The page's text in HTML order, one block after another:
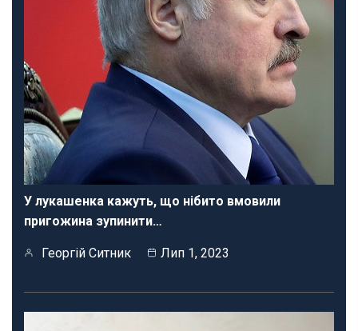
У лукашенка кажуть, що нібито вмовили
пригожина зупинити…
Георгій Ситник Лип 1, 2023